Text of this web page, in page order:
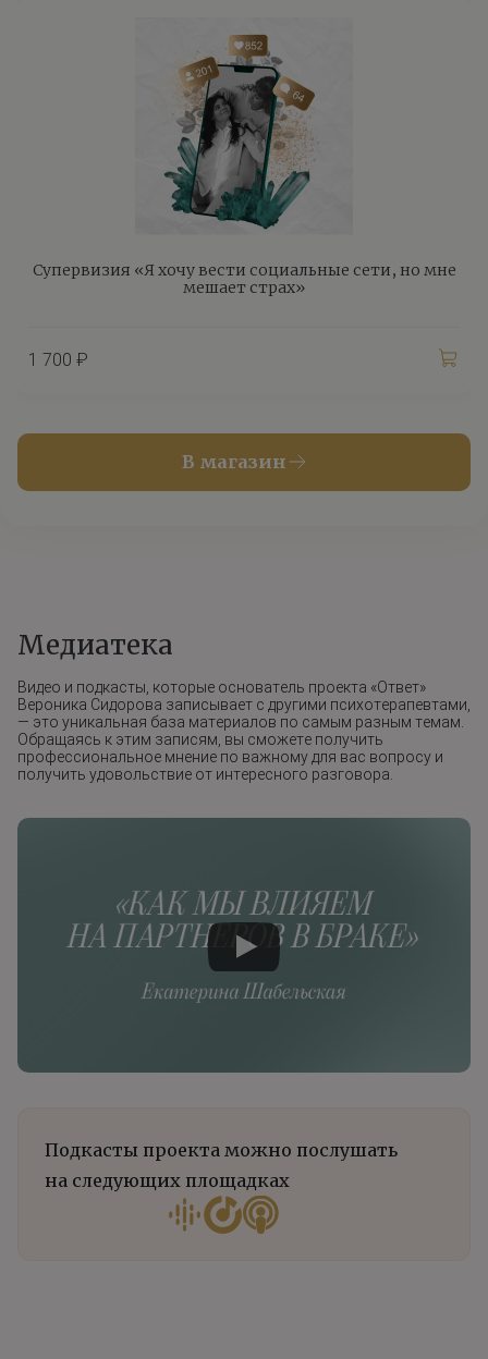
Супервизия «Я хочу вести социальные сети, но мне
мешает страх»
1 700 ₽
В магазин
Медиатека
Видео и подкасты, которые основатель проекта «Ответ»
Вероника Сидорова записывает с другими психотерапевтами,
— это уникальная база материалов по самым разным темам.
Обращаясь к этим записям, вы сможете получить
профессиональное мнение по важному для вас вопросу и
получить удовольствие от интересного разговора.
Подкасты проекта можно послушать
на следующих площадках